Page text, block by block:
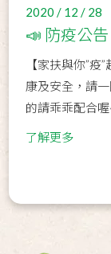
2020 / 12 / 28
📣 防疫公告
【家扶與你”
康及安全，請
的請乖乖配合
了解更多